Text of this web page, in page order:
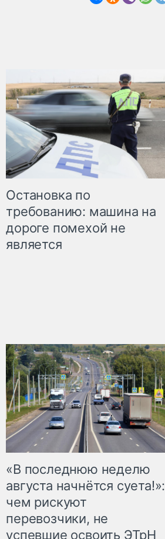
Остановка по
требованию: машина на
дороге помехой не
является
«В последнюю неделю
августа начнётся суета!»:
чем рискуют
перевозчики, не
успевшие освоить ЭТрН